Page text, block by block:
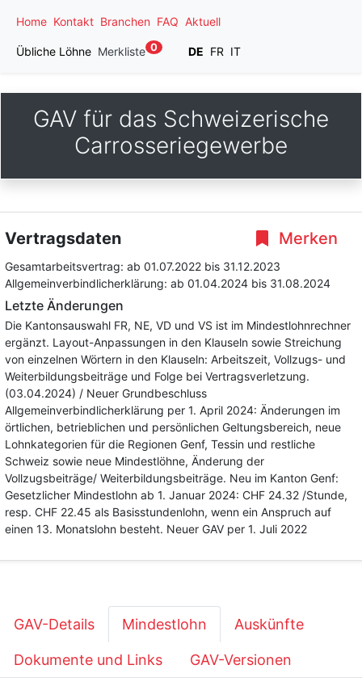
Home Kontakt Branchen FAQ Aktuell
Übliche Löhne Merkliste 0 DE FR IT
GAV für das Schweizerische
Carrosseriegewerbe
Merken
Vertragsdaten
Gesamtarbeitsvertrag: ab 01.07.2022 bis 31.12.2023
Allgemeinverbindlicherklärung: ab 01.04.2024 bis 31.08.2024
Letzte Änderungen
Die Kantonsauswahl FR, NE, VD und VS ist im Mindestlohnrechner
ergänzt. Layout-Anpassungen in den Klauseln sowie Streichung
von einzelnen Wörtern in den Klauseln: Arbeitszeit, Vollzugs- und
Weiterbildungsbeiträge und Folge bei Vertragsverletzung.
(03.04.2024) / Neuer Grundbeschluss
Allgemeinverbindlicherklärung per 1. April 2024: Änderungen im
örtlichen, betrieblichen und persönlichen Geltungsbereich, neue
Lohnkategorien für die Regionen Genf, Tessin und restliche
Schweiz sowie neue Mindestlöhne, Änderung der
Vollzugsbeiträge/ Weiterbildungsbeiträge. Neu im Kanton Genf:
Gesetzlicher Mindestlohn ab 1. Januar 2024: CHF 24.32 /Stunde,
resp. CHF 22.45 als Basisstundenlohn, wenn ein Anspruch auf
einen 13. Monatslohn besteht. Neuer GAV per 1. Juli 2022
GAV-Details Mindestlohn Auskünfte
Dokumente und Links GAV-Versionen